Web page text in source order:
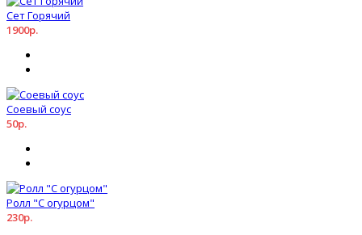
Сет Горячий
1900р.
Соевый соус
50р.
Ролл "С огурцом"
230р.